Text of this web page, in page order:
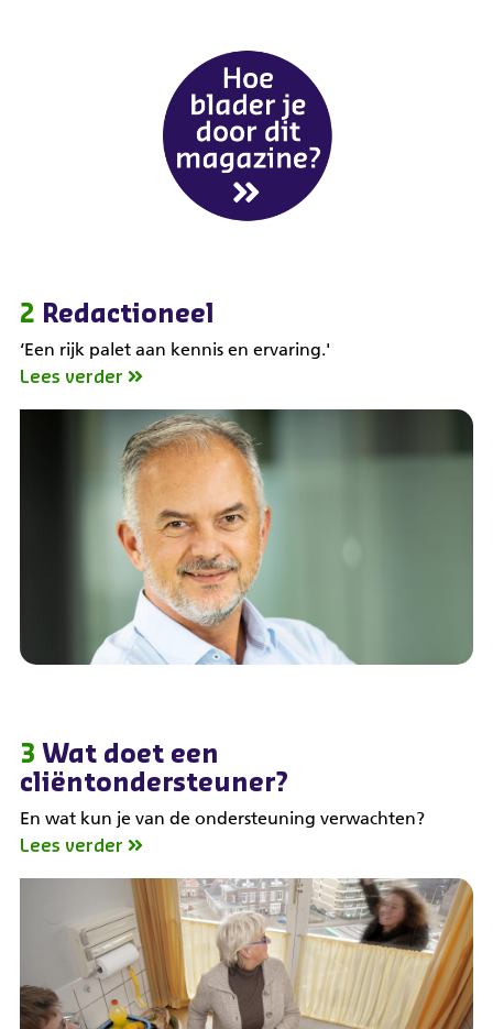
2 Redactioneel
‘Een rijk palet aan kennis en ervaring.'
Lees verder
3 Wat doet een
cliëntondersteuner?
En wat kun je van de ondersteuning verwachten?
Lees verder